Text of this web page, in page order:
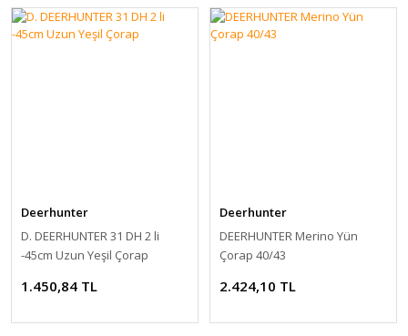
Deerhunter
D. DEERHUNTER 31 DH 2 li
-45cm Uzun Yeşil Çorap
1.450,84 TL
Deerhunter
DEERHUNTER Merino Yün
Çorap 40/43
2.424,10 TL